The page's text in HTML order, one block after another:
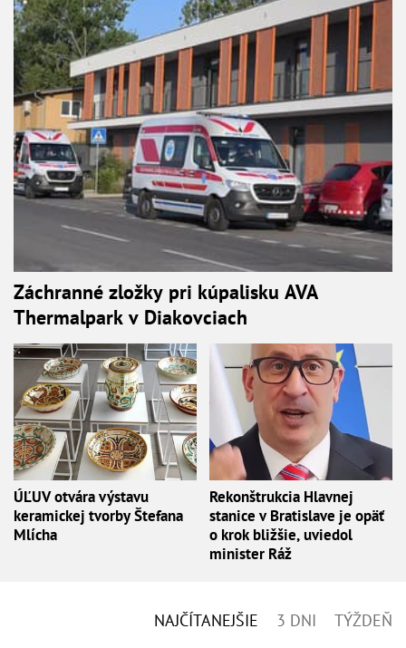
Záchranné zložky pri kúpalisku AVA
Thermalpark v Diakovciach
ÚĽUV otvára výstavu
keramickej tvorby Štefana
Mlícha
Rekonštrukcia Hlavnej
stanice v Bratislave je opäť
o krok bližšie, uviedol
minister Ráž
NAJČÍTANEJŠIE 3 DNI TÝŽDEŇ